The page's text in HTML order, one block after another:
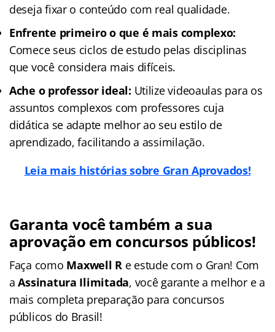
deseja fixar o conteúdo com real qualidade.
Enfrente primeiro o que é mais complexo:
Comece seus ciclos de estudo pelas disciplinas
que você considera mais difíceis.
Ache o professor ideal: Utilize videoaulas para os
assuntos complexos com professores cuja
didática se adapte melhor ao seu estilo de
aprendizado, facilitando a assimilação.
Leia mais histórias sobre Gran Aprovados!
Garanta você também a sua
aprovação em concursos públicos!
Faça como Maxwell Re estude com o Gran! Com
aAssinatura Ilimitada, você garante a melhor e a
mais completa preparação para concursos
públicos do Brasil!